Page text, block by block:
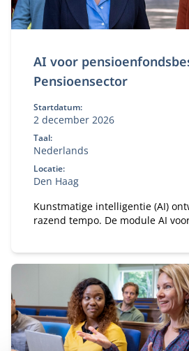
AI voor
Pensioensector
Startdatum:
2 december 2026
Taal:
Nederlands
Locatie:
Den Haag
Kunstmatige intelligentie (AI)
razend tempo. De module AI
jouw pensioenfonds.